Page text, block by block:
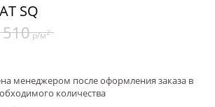
SQ
р/м2
менеджером после оформления заказа в
количества